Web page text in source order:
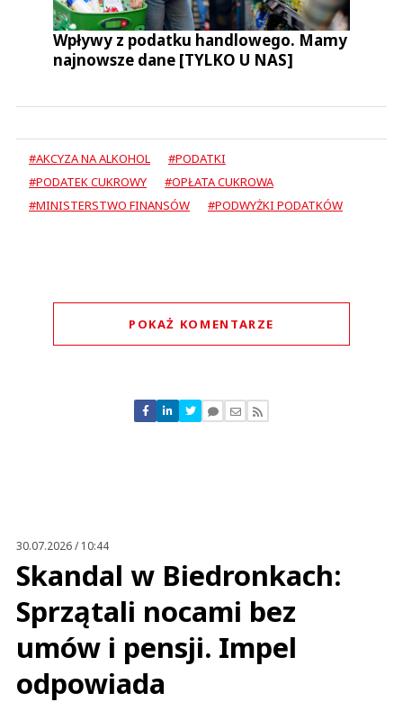
Wpływy z podatku handlowego. Mamy
najnowsze dane [TYLKO U NAS]
#AKCYZA NA ALKOHOL
#PODATKI
#PODATEK CUKROWY
#OPŁATA CUKROWA
#MINISTERSTWO FINANSÓW
#PODWYŻKI PODATKÓW
POKAŻ KOMENTARZE
Nie znaleziono komentarzy
Zostaw swoje komentarze
30.07.2026 / 10:44
Skandal w Biedronkach:
Sprzątali nocami bez
umów i pensji. Impel
odpowiada